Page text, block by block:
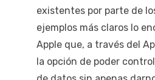
existentes por parte de
ejemplos más claros lo
Apple que, a través del
la opción de poder